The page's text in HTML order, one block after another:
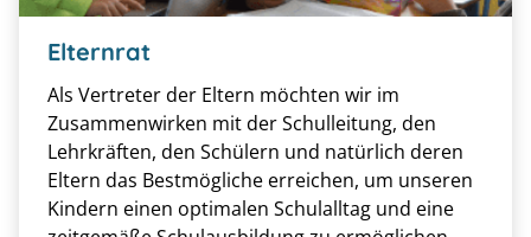
Elternrat
Als Vertreter der Eltern möchten wir im
Zusammenwirken mit der Schulleitung, den
Lehrkräften, den Schülern und natürlich deren
Eltern das Bestmögliche erreichen, um unseren
Kindern einen optimalen Schulalltag und eine